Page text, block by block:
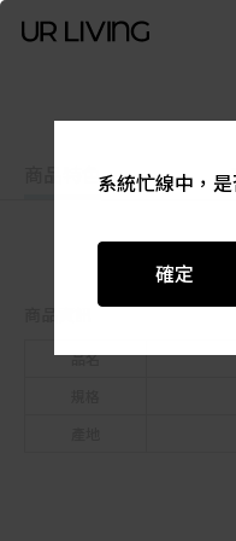
商品特色
品名
系統忙線中，
確定
系統忙線中，
確定
系統忙線中，
確定
系統忙線中，
確定
系統忙線中，
確定
系統忙線中，
確定